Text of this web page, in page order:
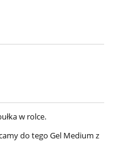
w rolce.
do tego Gel Medium z